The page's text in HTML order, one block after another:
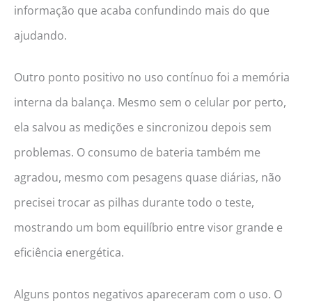
informação que acaba confundindo mais do que
ajudando.
Outro ponto positivo no uso contínuo foi a memória
interna da balança. Mesmo sem o celular por perto,
ela salvou as medições e sincronizou depois sem
problemas. O consumo de bateria também me
agradou, mesmo com pesagens quase diárias, não
precisei trocar as pilhas durante todo o teste,
mostrando um bom equilíbrio entre visor grande e
eficiência energética.
Alguns pontos negativos apareceram com o uso. O